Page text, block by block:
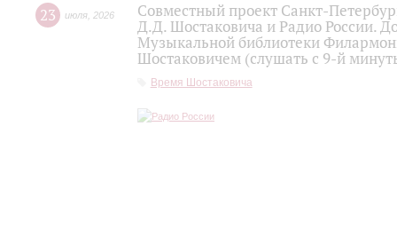
23 июля 2026
Совместный проект Санкт-
Д.Д. Шостаковича и Радио России.
Музыкальной библиотеки
Шостаковичем (слушать с 9-й
Время Шостаковича